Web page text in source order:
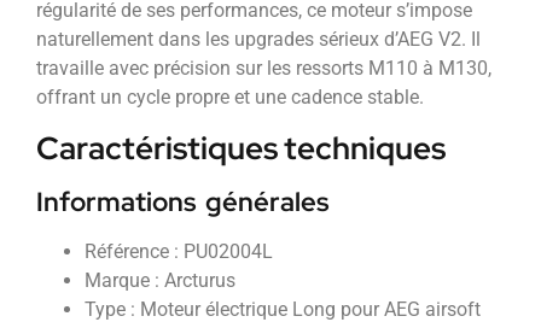
régularité de ses performances, ce moteur s’impose
naturellement dans les upgrades sérieux d’AEG V2. Il
travaille avec précision sur les ressorts M110 à M130,
offrant un cycle propre et une cadence stable.
Caractéristiques techniques
Informations générales
Référence : PU02004L
Marque : Arcturus
Type : Moteur électrique Long pour AEG airsoft